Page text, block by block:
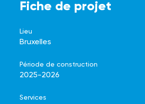
Fiche de projet
Lieu
Bruxelles
Période de construction
2025-2026
Services